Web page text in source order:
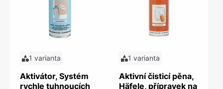
1 varianta
Aktivátor, Systém
rychle tuhnoucích
1 varianta
Aktivní čisticí pěna,
Häfele, přípravek na